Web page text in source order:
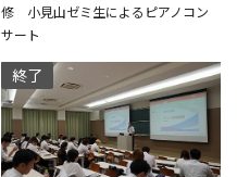
修 小見山ゼミ生によるピアノコン
サート
終了